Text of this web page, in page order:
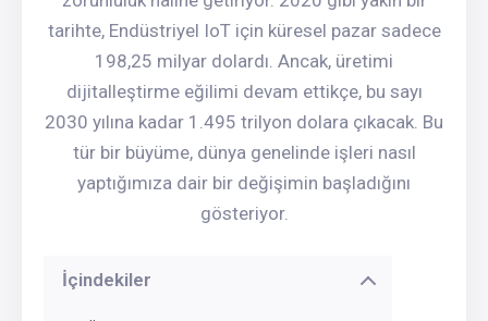
tarihte, Endüstriyel IoT için küresel pazar sadece
198,25 milyar dolardı. Ancak, üretimi
dijitalleştirme eğilimi devam ettikçe, bu sayı
2030 yılına kadar 1.495 trilyon dolara çıkacak. Bu
tür bir büyüme, dünya genelinde işleri nasıl
yaptığımıza dair bir değişimin başladığını
gösteriyor.
İçindekiler